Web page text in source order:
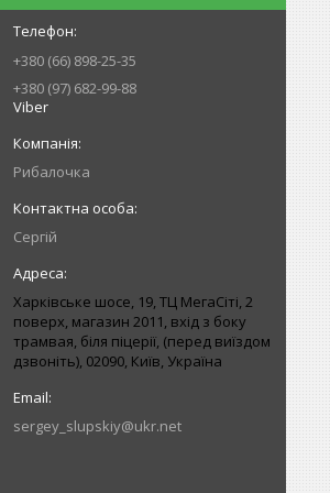
+380 (66) 898-25-35
+380 (97) 682-99-88
Viber
Рибалочка
Сергій
Харківське шосе, 19, ТЦ МегаСіті, 2
поверх, магазин 2011, вхід з боку
трамвая, біля піцерії, (перед виїздом
дзвоніть), 02090, Київ, Україна
sergey_slupskiy@ukr.net